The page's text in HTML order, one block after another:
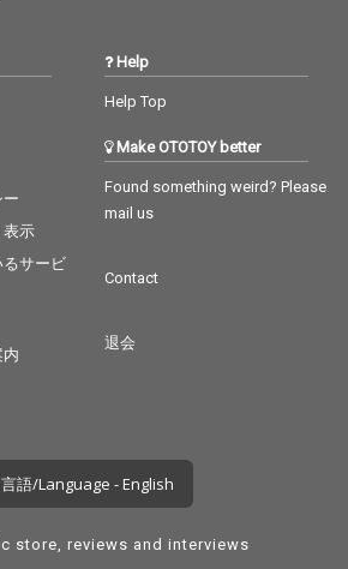
表示
サービ
Help
Help Top
Make OTOTOY better
Found something weird? Please
mail us
Contact
退会
語/Language - English
store, reviews and interviews